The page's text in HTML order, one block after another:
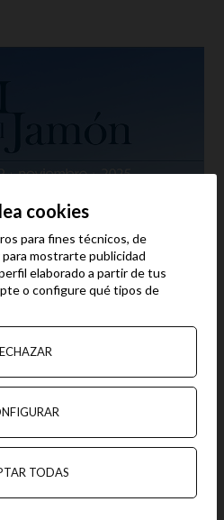
cookies
para fines técnicos, de
mostrarte publicidad
elaborado a partir de tus
o configure qué tipos de
TODAS